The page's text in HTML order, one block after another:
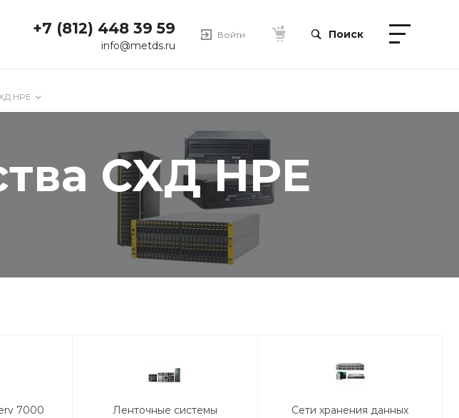
+7 (812) 448 39 59
info@metds.ru
Войти Поиск
HPE
СХД HPE
7000
Ленточные системы
Сети хранения данных